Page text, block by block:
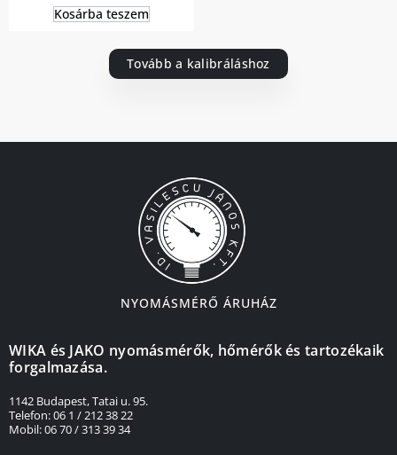
Kosárba teszem
Tovább a kalibráláshoz
NYOMÁSMÉRŐ ÁRUHÁZ
WIKA és JAKO nyomásmérők, hőmérők és tartozékaik
forgalmazása.
1142 Budapest, Tatai u. 95.
Telefon: 06 1 / 212 38 22
Mobil: 06 70 / 313 39 34